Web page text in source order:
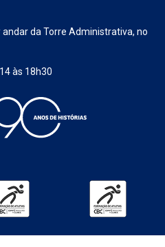
da Torre Administrativa, no
às 18h30